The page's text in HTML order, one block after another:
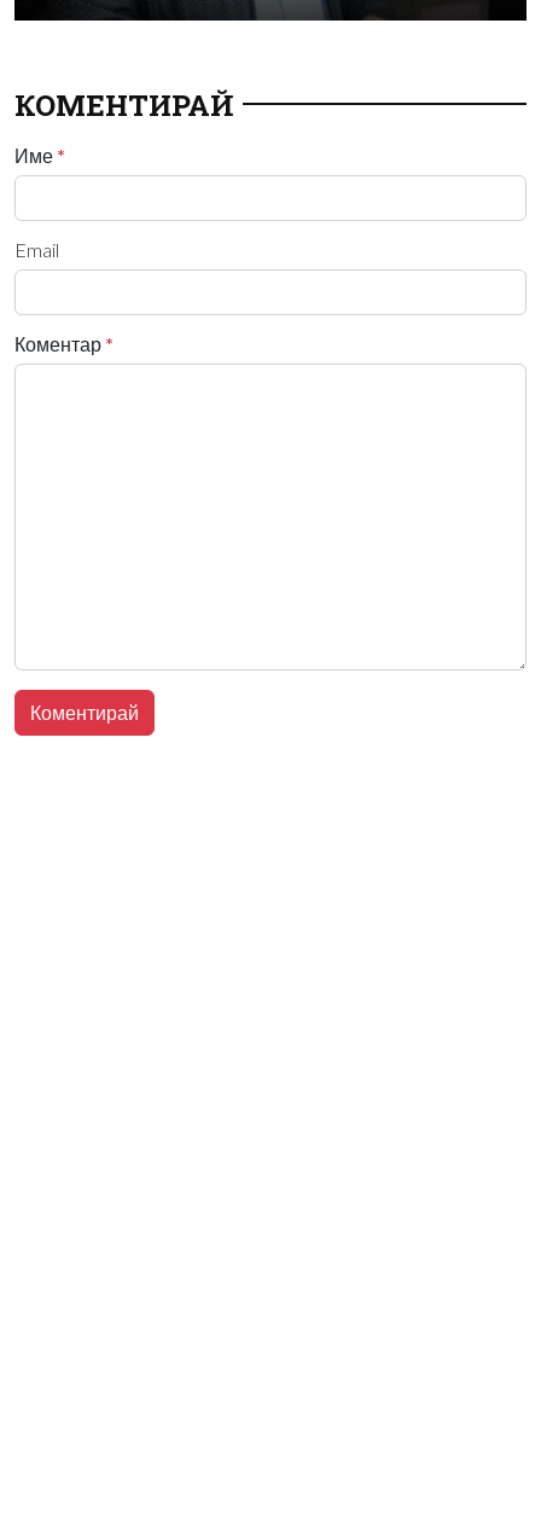
КОМЕНТИРАЙ
Име *
Email
Коментар *